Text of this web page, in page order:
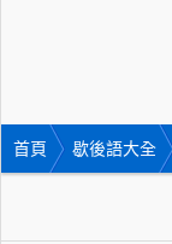
首頁 歇後語大全